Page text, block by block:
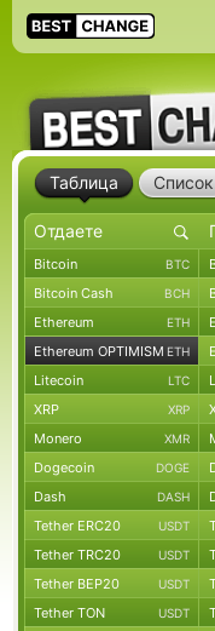
Таблица Список
Bitcoin BTC
Bitcoin Cash BCH
Ethereum ETH
Ethereum OPTIMISM ETH
Litecoin LTC
XRP XRP
Monero XMR
Dogecoin DOGE
Dash DASH
Tether ERC20 USDT
Tether TRC20 USDT
Tether BEP20 USDT
Tether TON USDT